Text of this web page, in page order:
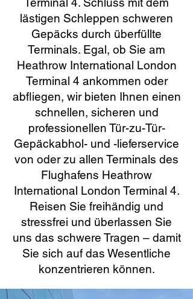
lästigen Schleppen schweren
Gepäcks durch überfüllte
Terminals. Egal, ob Sie am
Heathrow International London
Terminal 4 ankommen oder
abfliegen, wir bieten Ihnen einen
schnellen, sicheren und
professionellen Tür-zu-Tür-
Gepäckabhol- und -lieferservice
von oder zu allen Terminals des
Flughafens Heathrow
International London Terminal 4.
Reisen Sie freihändig und
stressfrei und überlassen Sie
uns das schwere Tragen – damit
Sie sich auf das Wesentliche
konzentrieren können.